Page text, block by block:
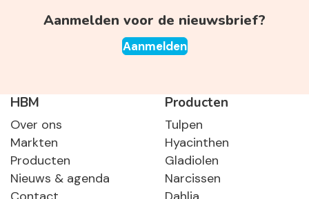
Aanmelden voor de nieuwsbrief?
Aanmelden
HBM
Over ons
Markten
Producten
Nieuws & agenda
Producten
Tulpen
Hyacinthen
Gladiolen
Narcissen